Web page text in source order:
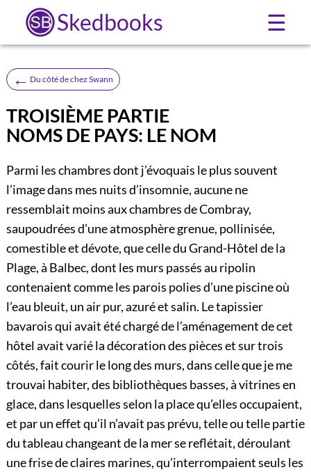
Skedbooks ☰
← Du côté de chez Swann
TROISIÈME PARTIE
NOMS DE PAYS: LE NOM
Parmi les chambres dont j’évoquais le plus souvent
l’image dans mes nuits d’insomnie, aucune ne
ressemblait moins aux chambres de Combray,
saupoudrées d’une atmosphère grenue, pollinisée,
comestible et dévote, que celle du Grand-Hôtel de la
Plage, à Balbec, dont les murs passés au ripolin
contenaient comme les parois polies d’une piscine où
l’eau bleuit, un air pur, azuré et salin. Le tapissier
bavarois qui avait été chargé de l’aménagement de cet
hôtel avait varié la décoration des pièces et sur trois
côtés, fait courir le long des murs, dans celle que je me
trouvai habiter, des bibliothèques basses, à vitrines en
glace, dans lesquelles selon la place qu’elles occupaient,
et par un effet qu’il n’avait pas prévu, telle ou telle partie
du tableau changeant de la mer se reflétait, déroulant
une frise de claires marines, qu’interrompaient seuls les